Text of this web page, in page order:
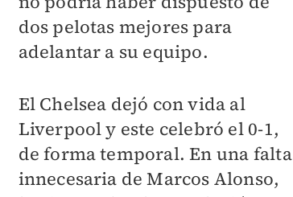
dos pelotas mejores para
adelantar a su equipo.
El Chelsea dejó con vida al
Liverpool y este celebró el 0-1,
de forma temporal. En una falta
innecesaria de Marcos Alonso,